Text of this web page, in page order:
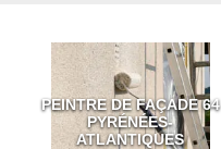
PEINTRE DE FAÇADE 64
PYRÉNÉES-
ATLANTIQUES